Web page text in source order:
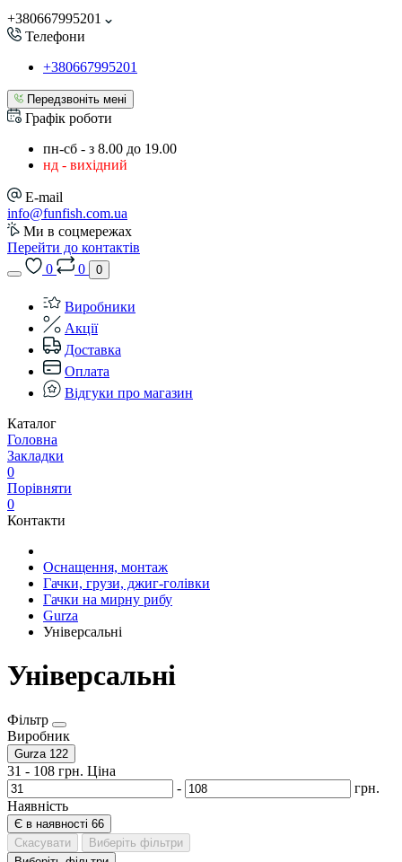
+380667995201
Телефони
+380667995201
Передзвоніть мені
Графік роботи
пн-сб - з 8.00 до 19.00
нд - вихідний
E-mail
info@funfish.com.ua
Ми в соцмережах
Перейти до контактів
0
0 0
Виробники
Акції
Доставка
Оплата
Відгуки про магазин
Каталог
Головна
Закладки
0
Порівняти
0
Контакти
Оснащення, монтаж
Гачки, грузи, джиг-голівки
Гачки на мирну рибу
Gurza
Універсальні
Універсальні
Фільтр
Виробник
Gurza 122
31 - 108 грн. Ціна
-
грн.
Наявність
Є в наявності 66
Скасувати
Виберіть фільтри